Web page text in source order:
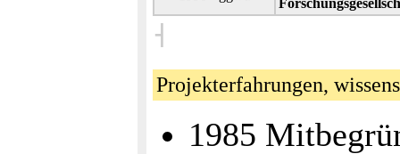
˧
Projekterfahrungen,
1985